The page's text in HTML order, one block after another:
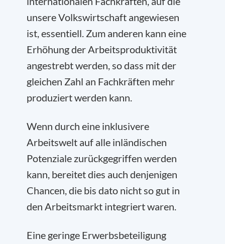
unsere Volkswirtschaft angewiesen
ist, essentiell. Zum anderen kann eine
Erhöhung der Arbeitsproduktivität
angestrebt werden, so dass mit der
gleichen Zahl an Fachkräften mehr
produziert werden kann.
Wenn durch eine inklusivere
Arbeitswelt auf alle inländischen
Potenziale zurückgegriffen werden
kann, bereitet dies auch denjenigen
Chancen, die bis dato nicht so gut in
den Arbeitsmarkt integriert waren.
Eine geringe Erwerbsbeteiligung